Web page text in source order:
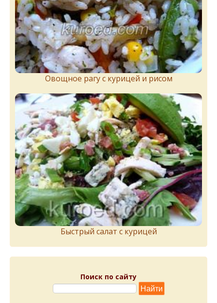
Овощное рагу с курицей и рисом
Быстрый салат с курицей
Поиск по сайту